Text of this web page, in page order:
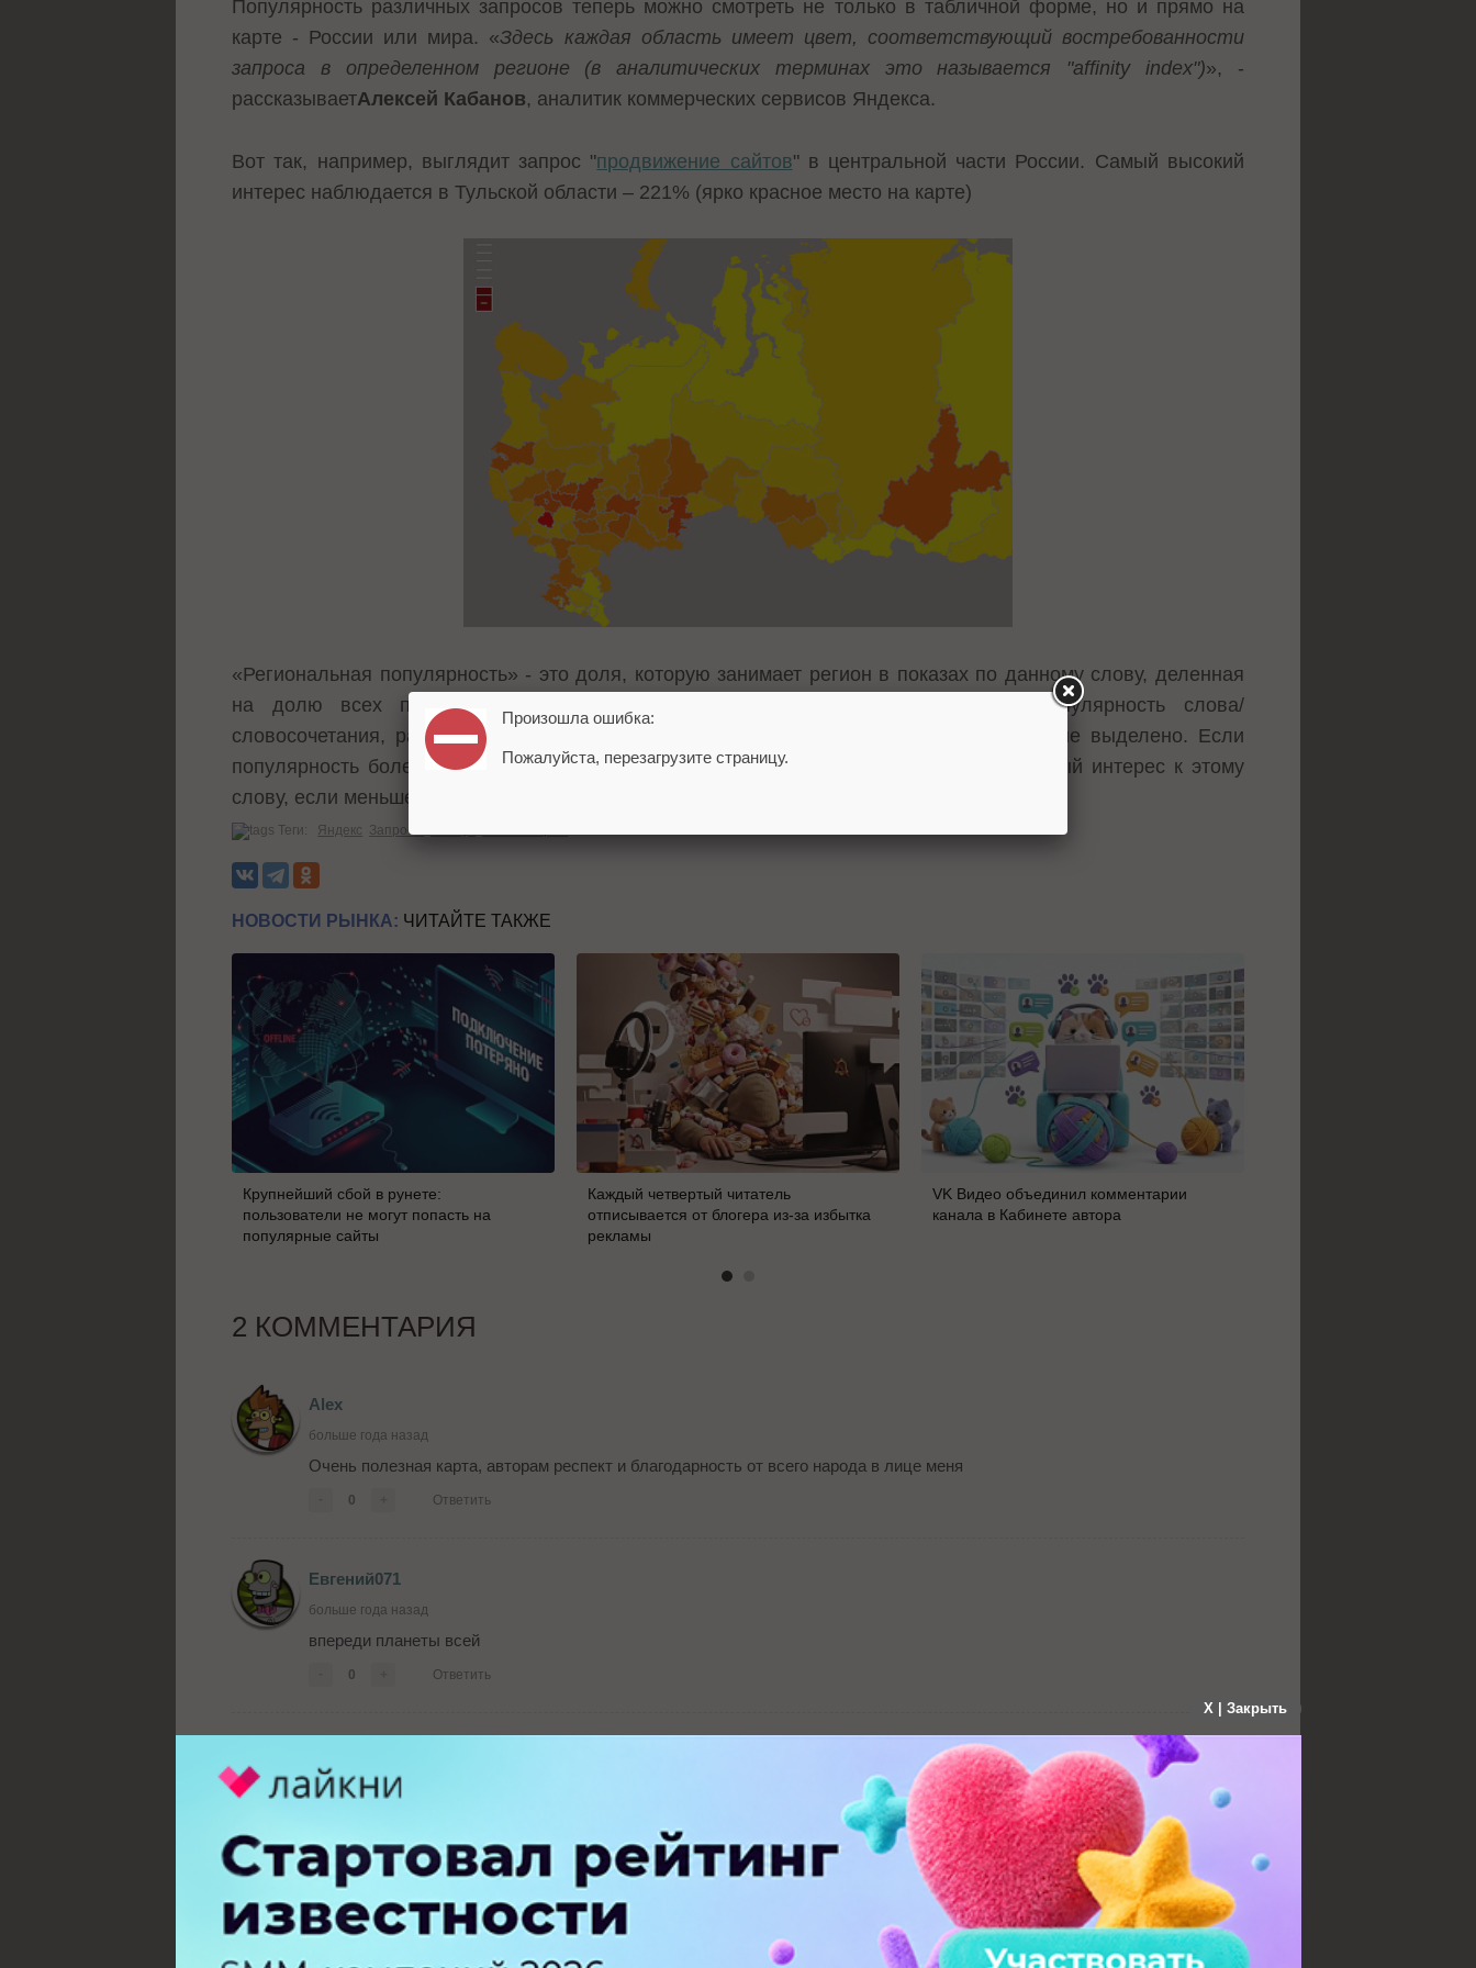
Популярность различных запросов теперь можно смотреть не только в табличной форме, но и прямо на
карте - России или мира. «Здесь каждая область имеет цвет, соответствующий востребованности
запроса в определенном регионе (в аналитических терминах это называется "affinity index")», -
рассказываетАлексей Кабанов, аналитик коммерческих сервисов Яндекса.
Вот так, например, выглядит запрос "продвижение сайтов" в центральной части России. Самый высокий
интерес наблюдается в Тульской области – 221% (ярко красное место на карте)
«Региональная популярность» - это доля, которую занимает регион в показах по данному слову, деленная
на долю всех показов результатов поиска, пришедшихся на этот регион. Популярность слова/
словосочетания, равная 100%, означает, что данное слово в данном регионе ничем не выделено. Если
популярность более 100%, это означает, что в данном регионе существует повышенный интерес к этому
слову, если меньше 100% - пониженный.
Теги: Яндекс Запросы
НОВОСТИ РЫНКА: ЧИТАЙТЕ ТАКЖЕ
Крупнейший сбой в рунете:
пользователи не могут попасть на
популярные сайты
Каждый четвертый читатель
отписывается от блогера из-за избытка
рекламы
VK Видео объединил комментарии
канала в Кабинете автора
2 КОММЕНТАРИЯ
Alex
больше года назад
Очень полезная карта, авторам респект и благодарность от всего народа в лице меня
0 Ответить
Евгений071
больше года назад
впереди планеты всей
0 Ответить
X | Закрыть
ПЕРЕЙТИ НА ПОЛНУЮ ВЕРСИЮ
Произошла ошибка:
Пожалуйста, перезагрузите страницу.